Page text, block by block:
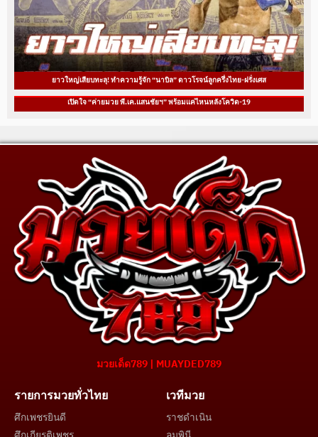
ยาวใหญ่เสียบทะลุ! ทำความรู้จัก “นาบิล” ดาวโรจน์ลูกครึ่งไทย-ฝรั่งเศส
เปิดใจ “ค่ายมวย พี.เค.แสนชัยฯ” พร้อมแค่ไหนหลังโควิด-19
มวยเด็ด789 | MUAYDED789
รายการมวยทั่วไทย
ศึกเพชรยินดี
เวทีมวย
ราชดำเนิน